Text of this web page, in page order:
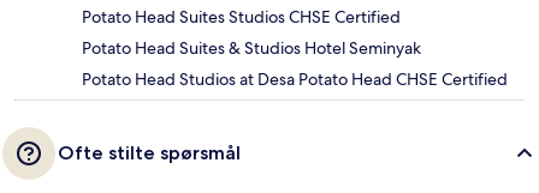
Potato Head Suites Studios CHSE Certified
Potato Head Suites & Studios Hotel Seminyak
Potato Head Studios at Desa Potato Head CHSE Certified
Ofte stilte spørsmål